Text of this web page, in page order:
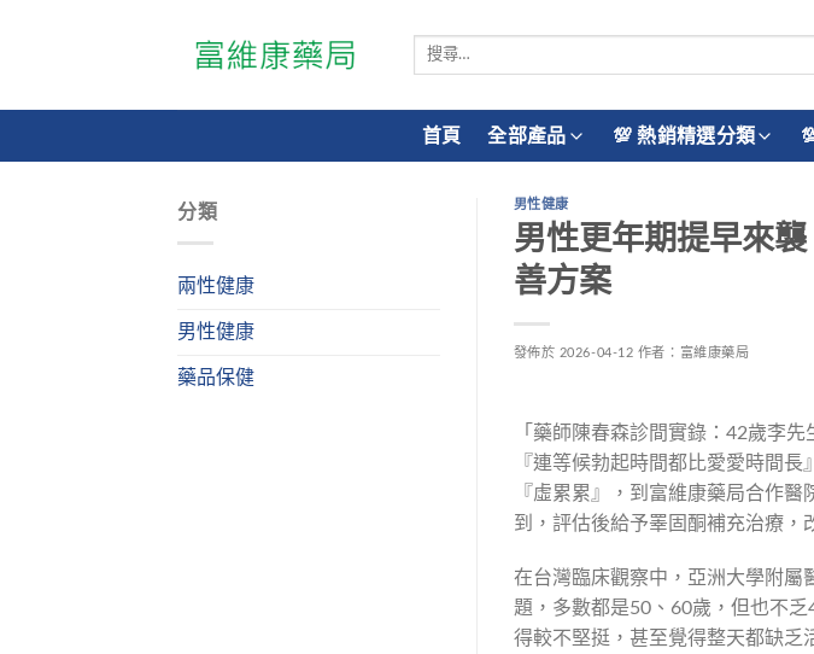
搜
鍵
字:
首頁 全部產品 💯 熱銷精選分類
分類
兩性健康
男性健康
藥品保健
男性健康
男性更年期提早來
善方案
發佈於 2026-04-12 作者： 富維康藥局
「藥師陳春森診間實錄：42歲李
『連等候勃起時間都比愛愛時間
『虛累累』，到富維康藥局合作
到，評估後給予睪固酮補充治療，
在台灣臨床觀察中，亞洲大學附屬
題，多數都是50、60歲，但也不
得較不堅挺，甚至覺得整天都缺乏